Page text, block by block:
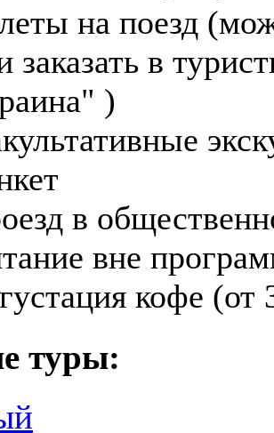
на поезд
заказать в
)
в
вне
кофе (от
туры: